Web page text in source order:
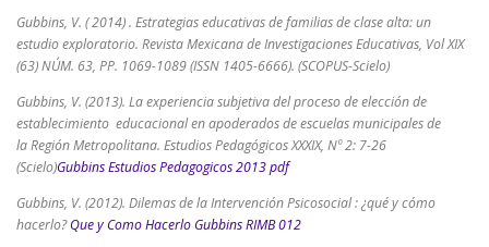
Gubbins, V. ( 2014) . Estrategias educativas de familias de clase alta: un
estudio exploratorio. Revista Mexicana de Investigaciones Educativas, Vol XIX
(63) NÚM. 63, PP. 1069-1089 (ISSN 1405-6666). (SCOPUS-Scielo)
Gubbins, V. (2013). La experiencia subjetiva del proceso de elección de
establecimiento educacional en apoderados de escuelas municipales de
la Región Metropolitana. Estudios PedagógicosXXXIX, Nº 2: 7-26
(Scielo)Gubbins Estudios Pedagogicos 2013 pdf
Gubbins, V. (2012). Dilemas de la Intervención Psicosocial : ¿qué y cómo
hacerlo?Que y Como Hacerlo Gubbins RIMB 012